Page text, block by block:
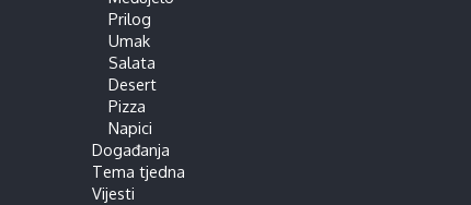
Prilog
Umak
Salata
Desert
Pizza
Napici
Događanja
Tema tjedna
Vijesti